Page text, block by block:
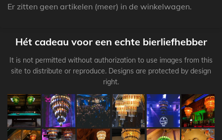
Er zitten geen artikelen (meer) in de winkelwagen.
Hét cadeau voor een echte bierliefhebber
It is not permitted without authorization to use images from this
site to distribute or reproduce. Designs are protected by design
right.